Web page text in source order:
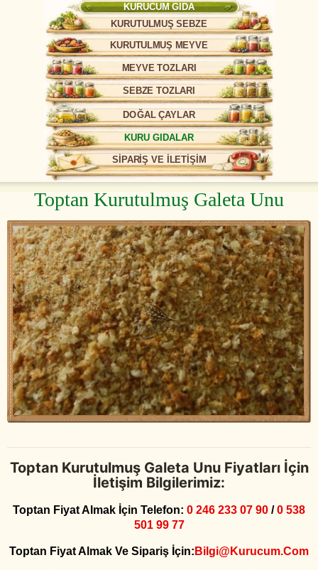
KURUCUM GIDA
KURUTULMUŞ SEBZE
KURUTULMUŞ MEYVE
MEYVE TOZLARI
SEBZE TOZLARI
DOĞAL ÇAYLAR
KURU GIDALAR
SİPARİŞ VE İLETİŞİM
Toptan Kurutulmuş Galeta Unu
Toptan Kurutulmuş Galeta Unu Fiyatları İçin
İletişim Bilgilerimiz:
Toptan Fiyat Almak İçin Telefon: 0 246 233 07 90 /0 538
501 99 77
Toptan Fiyat Almak Ve Sipariş İçin:Bilgi@kurucum.com